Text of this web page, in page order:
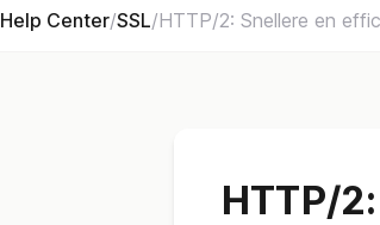
Help Center/SSL/HTTP/2: Snellere en
HTTP/